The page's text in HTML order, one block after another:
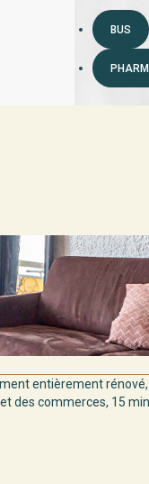
BUS
entièrement
des commerces, 15